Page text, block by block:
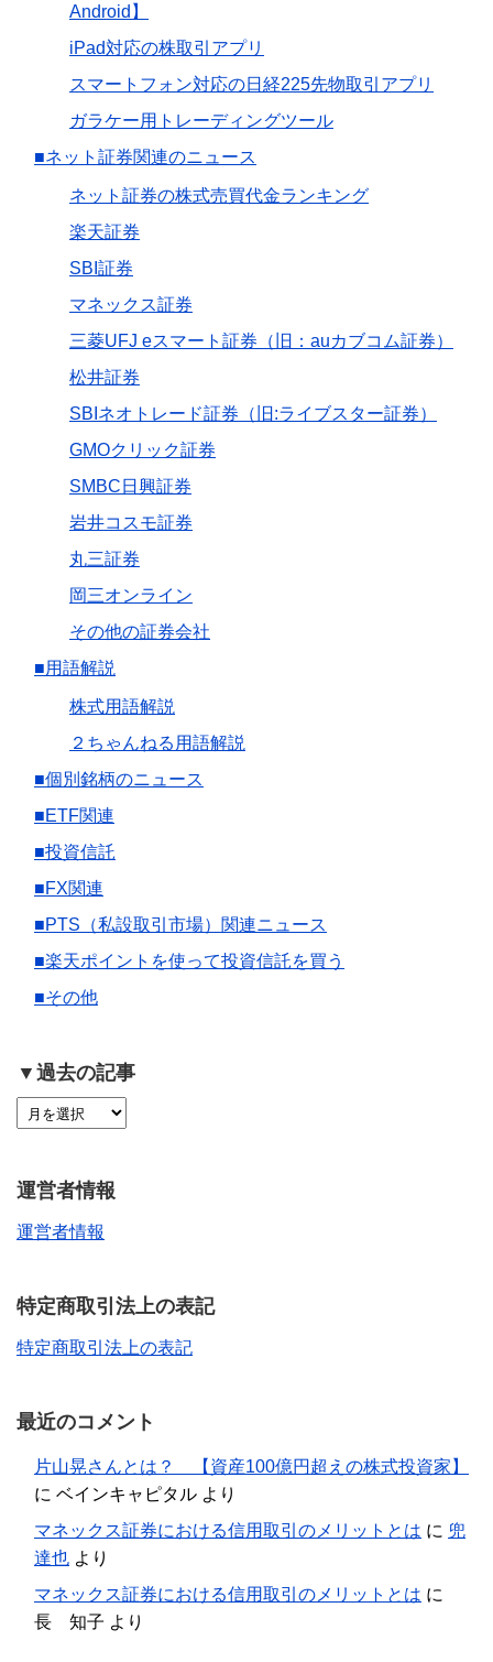
Android】
iPad対応の株取引アプリ
スマートフォン対応の日経225先物取引アプリ
ガラケー用トレーディングツール
■ネット証券関連のニュース
ネット証券の株式売買代金ランキング
楽天証券
SBI証券
マネックス証券
三菱UFJ eスマート証券（旧：auカブコム証券）
松井証券
SBIネオトレード証券（旧:ライブスター証券）
GMOクリック証券
SMBC日興証券
岩井コスモ証券
丸三証券
岡三オンライン
その他の証券会社
■用語解説
株式用語解説
２ちゃんねる用語解説
■個別銘柄のニュース
■ETF関連
■投資信託
■FX関連
■PTS（私設取引市場）関連ニュース
■楽天ポイントを使って投資信託を買う
■その他
▼過去の記事
運営者情報
運営者情報
特定商取引法上の表記
特定商取引法上の表記
最近のコメント
片山晃さんとは？ 【資産100億円超えの株式投資家】
に ベインキャピタル より
マネックス証券における信用取引のメリットとは に 兜
達也 より
マネックス証券における信用取引のメリットとは に
長 知子 より